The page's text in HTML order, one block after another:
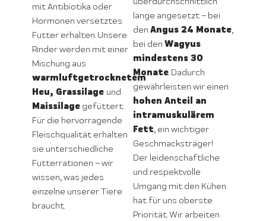
mit Antibiotika oder
Hormonen versetztes
Futter erhalten. Unsere
Rinder werden mit einer
Mischung aus
warmluftgetrocknetem
Heu, Grassilage und
Maissilagegefüttert.
Für die hervorragende
Fleischqualität erhalten
sie unterschiedliche
Futterrationen – wir
wissen, was jedes
einzelne unserer Tiere
braucht.
lange angesetzt – bei
den Angus 24 Monate,
bei den Wagyus
mindestens 30
Monate. Dadurch
gewährleisten wir einen
hohen Anteil an
intramuskulärem
Fett, ein wichtiger
Geschmacksträger!
Der leidenschaftliche
und respektvolle
Umgang mit den Kühen
hat für uns oberste
Priorität. Wir arbeiten